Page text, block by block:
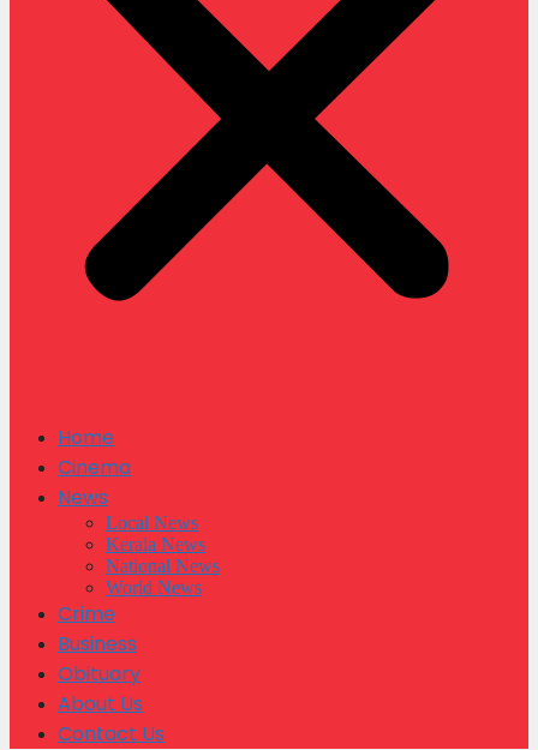
Home
Cinema
News
Local News
Kerala News
National News
World News
Crime
Business
Obituary
About Us
Contact Us